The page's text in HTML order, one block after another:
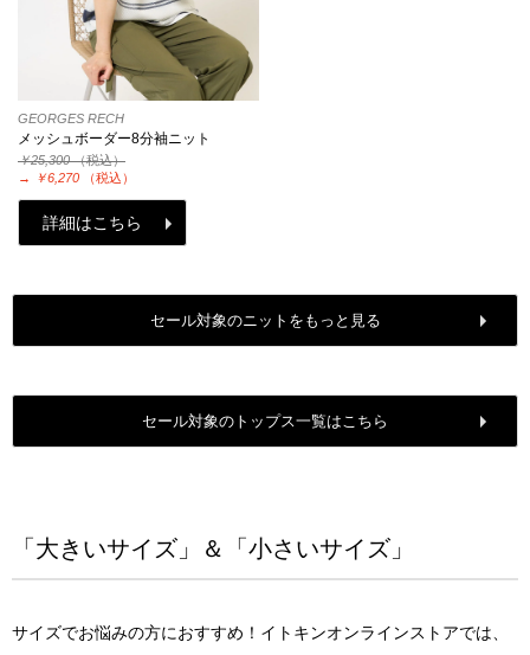
GEORGES RECH
メッシュボーダー8分袖ニット
￥25,300（税込）
→
￥6,270 （税込）
詳細はこちら
セール対象のニットをもっと見る
セール対象のトップス一覧はこちら
「大きいサイズ」＆「小さいサイズ」
サイズでお悩みの方におすすめ！イトキンオンラインストアでは、